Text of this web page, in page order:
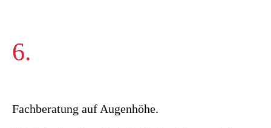
6.
Fachberatung auf Augenhöhe.